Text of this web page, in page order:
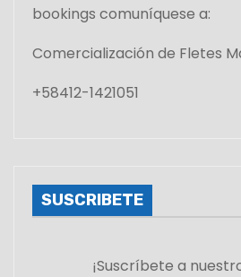
bookings comuníquese a:
Comercialización de Fletes
+58412-1421051
SUSCRIBETE
¡Suscríbete a